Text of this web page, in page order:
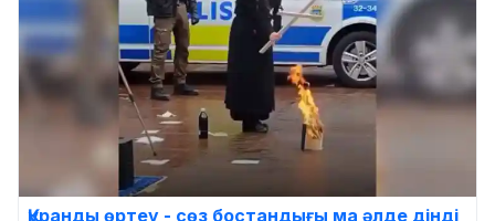
Құранды өртеу - сөз бостандығы ма әлде дінді